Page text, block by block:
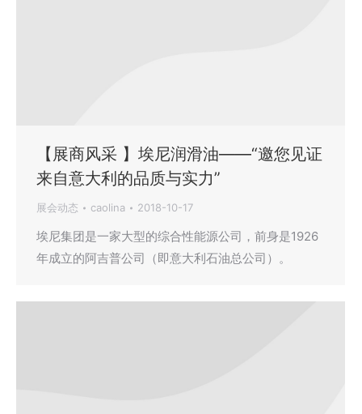
【展商风采 】埃尼润滑油——“邀您见证
来自意大利的品质与实力”
展会动态 caolina 2018-10-17
埃尼集团是一家大型的综合性能源公司，前身是1926
年成立的阿吉普公司（即意大利石油总公司）。